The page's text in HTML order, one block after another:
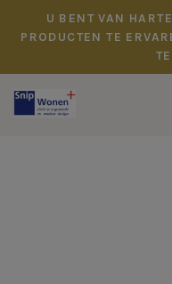
U BENT VAN
PRODUCTEN TE